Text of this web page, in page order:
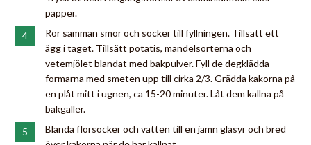
papper.
Rör samman smör och socker till fyllningen. Tillsätt ett
ägg i taget. Tillsätt potatis, mandelsorterna och
vetemjölet blandat med bakpulver. Fyll de degklädda
formarna med smeten upp till cirka 2/3. Grädda kakorna på
en plåt mitt i ugnen, ca 15-20 minuter. Låt dem kallna på
bakgaller.
Blanda florsocker och vatten till en jämn glasyr och bred